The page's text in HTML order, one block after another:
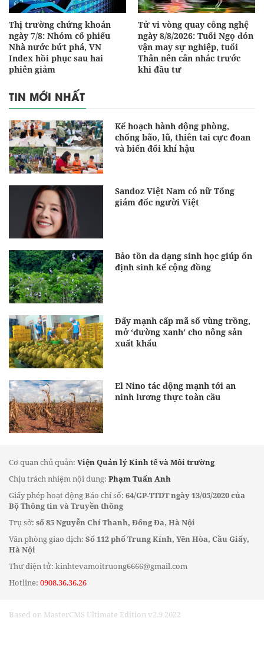
Thị trường chứng khoán
ngày 7/8: Nhóm cổ phiếu
Nhà nước bứt phá, VN
Index hồi phục sau hai
phiên giảm
Tử vi vòng quay công nghệ
ngày 8/8/2026: Tuổi Ngọ đón
vận may sự nghiệp, tuổi
Thân nên cân nhắc trước
khi đầu tư
TIN MỚI NHẤT
Kế hoạch hành động phòng,
chống bão, lũ, thiên tai cực đoan
và biến đổi khí hậu
Sandoz Việt Nam có nữ Tổng
giám đốc người Việt
Bảo tồn đa dạng sinh học giúp ổn
định sinh kế cộng đồng
Đẩy mạnh cấp mã số vùng trồng,
mở ‘đường xanh’ cho nông sản
xuất khẩu
El Nino tác động mạnh tới an
ninh lương thực toàn cầu
Cơ quan chủ quản: Viện Quản lý Kinh tế và Môi trường
Chịu trách nhiệm nội dung: Phạm Tuấn Anh
Giấy phép hoạt động Báo chí số: 64/GP-TTDT ngày 13/05/2020 của
Bộ Thông tin và Truyền thông
Trụ sở: số 85 Nguyễn Chí Thanh, Đống Đa, Hà Nội
Văn phòng giao dịch: Số 112 phố Trung Kính, Yên Hòa, Cầu Giấy,
Hà Nội
Thư điện tử: kinhtevamoitruong6666@gmail.com
Hotline: 0908.36.36.26
Based on MasterCMS Ultimate Edition v2.9 2022